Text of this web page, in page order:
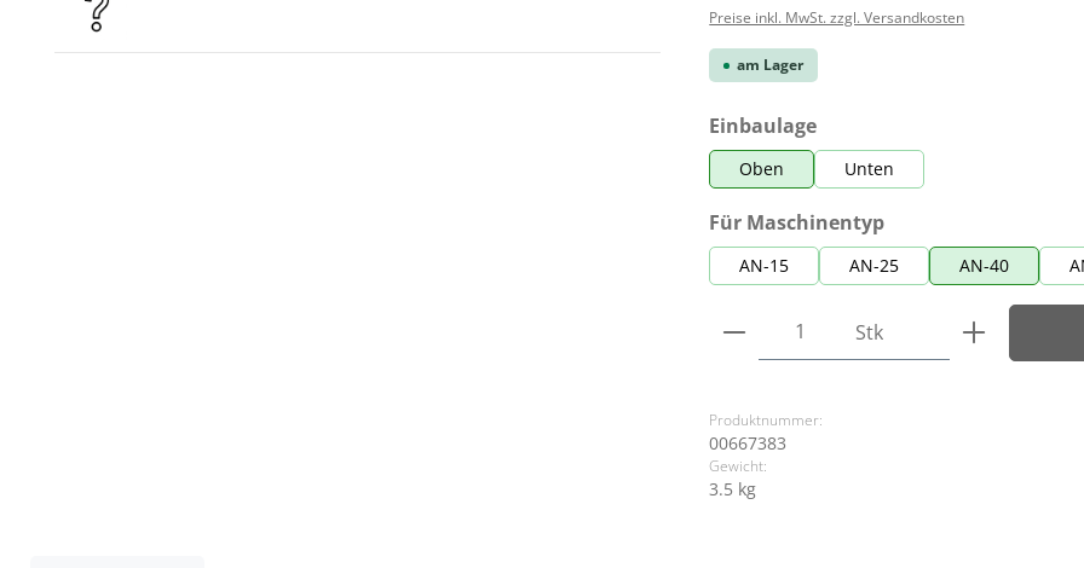
Preise inkl. MwSt. zzgl. Versandkosten
am Lager
Einbaulageauswählen
Oben Unten
Für Maschinentypauswählen
AN-15 AN-25 AN-40
Produkt Anzahl: Gib den
Stk
Produktnummer:
00667383
Gewicht:
3.5 kg